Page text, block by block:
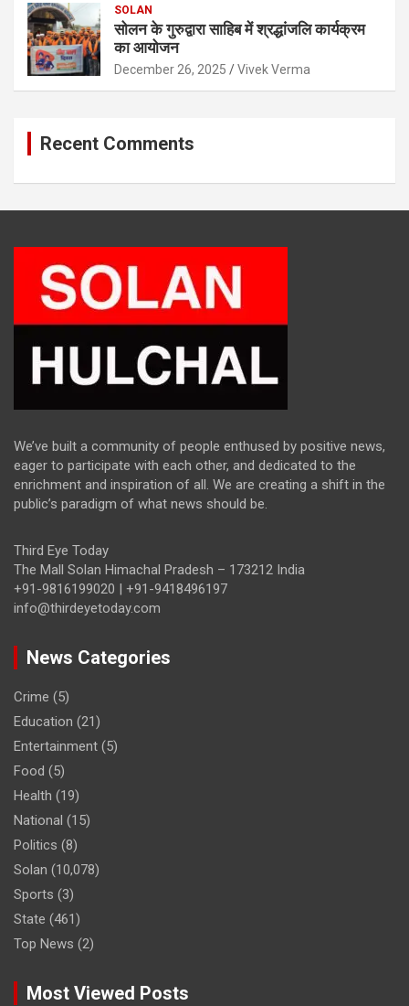
SOLAN
सोलन के गुरुद्वारा साहिब में श्रद्धांजलि कार्यक्रम
का आयोजन
December 26, 2025 Vivek Verma
Recent Comments
We’ve built a community of people enthused by positive news,
eager to participate with each other, and dedicated to the
enrichment and inspiration of all. We are creating a shift in the
public’s paradigm of what news should be.
Third Eye Today
The Mall Solan Himachal Pradesh – 173212 India
+91-9816199020 | +91-9418496197
info@thirdeyetoday.com
News Categories
Crime (5)
Education (21)
Entertainment (5)
Food (5)
Health (19)
National (15)
Politics (8)
Solan (10,078)
Sports (3)
State (461)
Top News (2)
Most Viewed Posts